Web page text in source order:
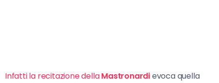
Infatti la recitazione dellaMastronardievoca quella